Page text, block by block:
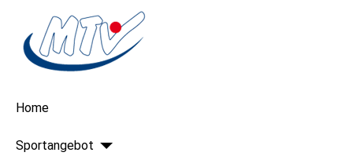
Home
Sportangebot